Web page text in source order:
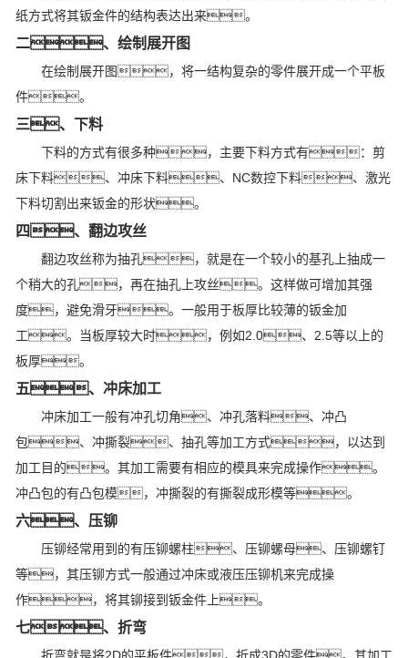
纸方式将其钣金件的结构表达出来。
二、绘制展开图
在绘制展开图，将一结构复杂的零件展开成一个平板
件。
三、下料
下料的方式有很多种，主要下料方式有：剪
床下料、冲床下料、NC数控下料、激光
下料切割出来钣金的形状。
四、翻边攻丝
翻边攻丝称为抽孔，就是在一个较小的基孔上抽成一
个稍大的孔，再在抽孔上攻丝。这样做可增加其强
度，避免滑牙。一般用于板厚比较薄的钣金加
工。当板厚较大时，例如2.0、2.5等以上的
板厚。
五、冲床加工
冲床加工一般有冲孔切角、冲孔落料、冲凸
包、冲撕裂、抽孔等加工方式，以达到
加工目的。其加工需要有相应的模具来完成操作。
冲凸包的有凸包模，冲撕裂的有撕裂成形模等。
六、压铆
压铆经常用到的有压铆螺柱、压铆螺母、压铆螺钉
等，其压铆方式一般通过冲床或液压压铆机来完成操
作，将其铆接到钣金件上。
七、折弯
折弯就是将2D的平板件，折成3D的零件。其加工